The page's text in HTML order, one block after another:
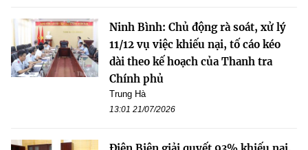
Ninh Bình: Chủ động rà soát, xử lý
11/12 vụ việc khiếu nại, tố cáo kéo
dài theo kế hoạch của Thanh tra
Chính phủ
Trung Hà
13:01 21/07/2026